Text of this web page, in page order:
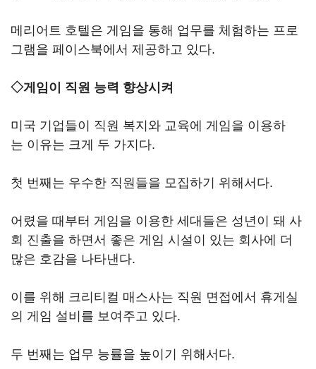
메리어트 호텔은 게임을 통해 업무를 체험하는 프로
그램을 페이스북에서 제공하고 있다.
◇게임이 직원 능력 향상시켜
미국 기업들이 직원 복지와 교육에 게임을 이용하
는 이유는 크게 두 가지다.
첫 번째는 우수한 직원들을 모집하기 위해서다.
어렸을 때부터 게임을 이용한 세대들은 성년이 돼 사
회 진출을 하면서 좋은 게임 시설이 있는 회사에 더
많은 호감을 나타낸다.
이를 위해 크리티컬 매스사는 직원 면접에서 휴게실
의 게임 설비를 보여주고 있다.
두 번째는 업무 능률을 높이기 위해서다.